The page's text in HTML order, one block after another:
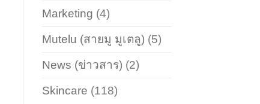
Marketing (4)
Mutelu (สายมู มูเตลู) (5)
News (ข่าวสาร) (2)
Skincare (118)